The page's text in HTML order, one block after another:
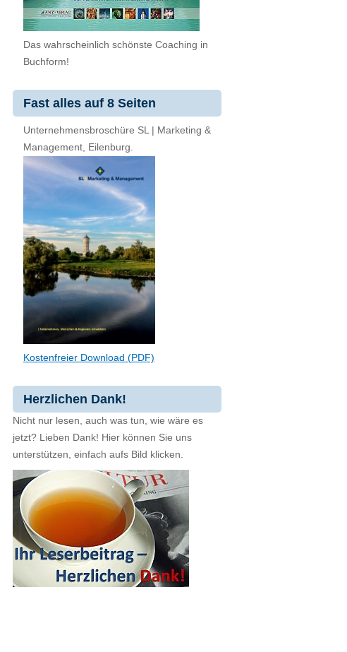
Das wahrscheinlich schönste Coaching in
Buchform!
Fast alles auf 8 Seiten
Unternehmensbroschüre SL | Marketing &
Management, Eilenburg.
Kostenfreier Download (PDF)
Herzlichen Dank!
Nicht nur lesen, auch was tun, wie wäre es
jetzt? Lieben Dank! Hier können Sie uns
unterstützen, einfach aufs Bild klicken.